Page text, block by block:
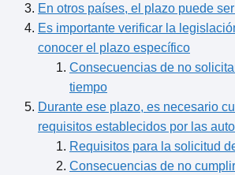
En otros países, el plazo puede
Es importante verificar la
conocer el plazo específico
Consecuencias de no
tiempo
Durante ese plazo, es necesario
requisitos establecidos por las
Requisitos para la solicitud
Consecuencias de no